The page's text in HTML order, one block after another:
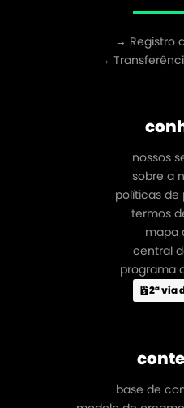
→ Registro
→
nossos
sobre a
políticas de
termos
mapa
central
programa
2ª via
base de